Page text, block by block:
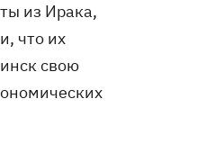
из Ирака,
что их
свою